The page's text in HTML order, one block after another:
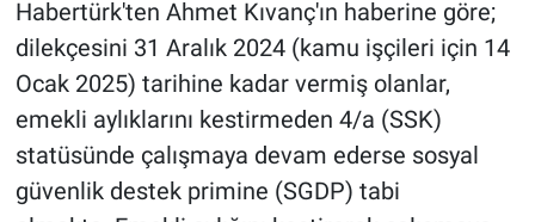
Habertürk'ten Ahmet Kıvanç'ın haberine göre;
dilekçesini 31 Aralık 2024 (kamu işçileri için 14
Ocak 2025) tarihine kadar vermiş olanlar,
emekli aylıklarını kestirmeden 4/a (SSK)
statüsünde çalışmaya devam ederse sosyal
güvenlik destek primine (SGDP) tabi